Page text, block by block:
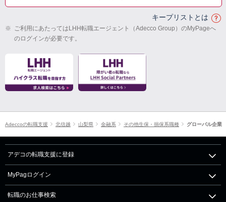
キープリストとは
※ ご利用にあたってはLHH転職エージェント（Adecco Group）のMyPageへ
のログインが必要です。
Adeccoの転職支援 北信越 山梨県 金融系 その他生保・損保系職種 グローバル企業
アデコの転職支援に登録
MyPagログイン
転職のお仕事検索